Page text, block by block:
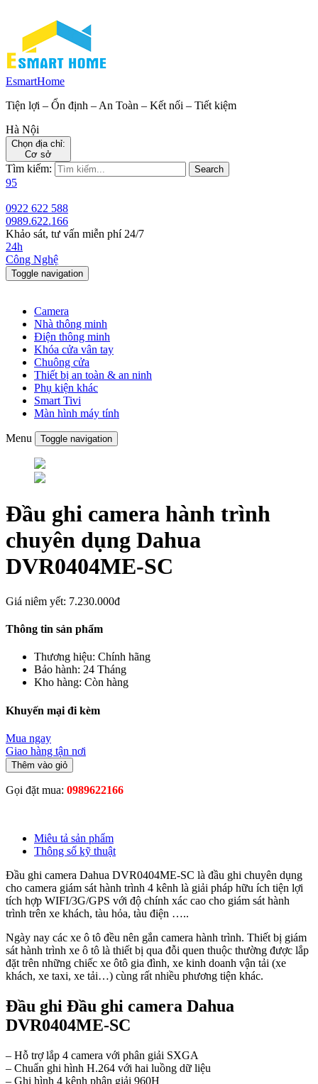
EsmartHome
Tiện lợi – Ổn định – An Toàn – Kết nối – Tiết kiệm
Hà Nội
Chọn địa chỉ:
Cơ sở
Tìm kiếm: Search
95
0922 622 588
0989.622.166
Khảo sát, tư vấn miễn phí 24/7
24h
Công Nghệ
Toggle navigation
Camera
Nhà thông minh
Điện thông minh
Khóa cửa vân tay
Chuông cửa
Thiết bị an toàn & an ninh
Phụ kiện khác
Smart Tivi
Màn hình máy tính
Menu Toggle navigation
Đầu ghi camera hành trình
chuyên dụng Dahua
DVR0404ME-SC
Giá niêm yết: 7.230.000đ
Thông tin sản phẩm
Thương hiệu: Chính hãng
Bảo hành: 24 Tháng
Kho hàng: Còn hàng
Khuyến mại đi kèm
Mua ngay
Giao hàng tận nơi
Thêm vào giỏ
Gọi đặt mua: 0989622166
Miêu tả sản phẩm
Thông số kỹ thuật
Đầu ghi camera Dahua DVR0404ME-SC là đầu ghi chuyên dụng
cho camera giám sát hành trình 4 kênh là giải pháp hữu ích tiện lợi
tích hợp WIFI/3G/GPS với độ chính xác cao cho giám sát hành
trình trên xe khách, tàu hỏa, tàu điện …..
Ngày nay các xe ô tô đều nên gắn camera hành trình. Thiết bị giám
sát hành trình xe ô tô là thiết bị qua đỗi quen thuộc thường được lắp
đặt trên những chiếc xe ôtô gia đình, xe kinh doanh vận tải (xe
khách, xe taxi, xe tải…) cùng rất nhiều phương tiện khác.
Đầu ghi Đầu ghi camera Dahua
DVR0404ME-SC
– Hỗ trợ lắp 4 camera với phân giải SXGA
– Chuẩn ghi hình H.264 với hai luồng dữ liệu
– Ghi hình 4 kênh phân giải 960H